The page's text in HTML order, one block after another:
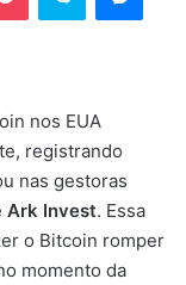
nos EUA
registrando
nas gestoras
Ark Invest. Essa
o Bitcoin romper
momento da